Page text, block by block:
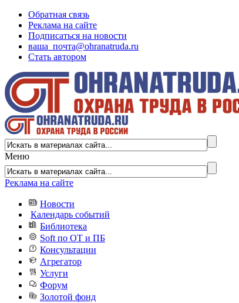
Обратная связь
Реклама на сайте
Подписаться на новости
ваша_почта@ohranatruda.ru
Стать автором
Меню
Реклама на сайте
Новости
Календарь событий
Библиотека
Soft по ОТ и ПБ
Консультации
Агрегатор
Услуги
Форум
Золотой фонд